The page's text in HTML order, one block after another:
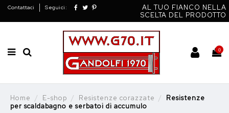
Contattaci Seguici:
AL TUO FIANCO NELLA
SCELTA DEL PRODOTTO
0
Home E-shop Resistenze corazzate
Resistenze
per scaldabagno e serbatoi di accumulo